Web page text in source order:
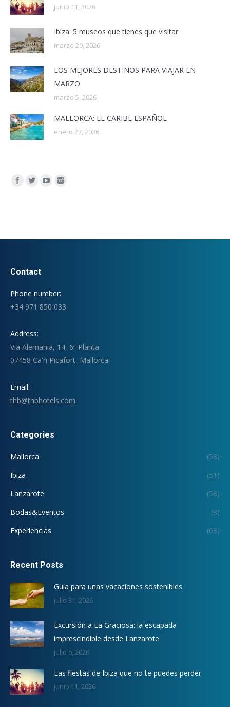
junio 11, 2026
Ibiza: 5 museos que tienes que visitar
marzo 20, 2026
LOS MEJORES DESTINOS PARA VIAJAR EN
MARZO
marzo 5, 2026
MALLORCA: EL CARIBE ESPAÑOL
enero 27, 2026
Encuéntranos en:
Contact
Phone number:
+34 971 850 033
Address:
Via Alemania, 14, 6ª Planta
07458 Ca'n Picafort, Mallorca
Email:
thb@thbhotels.com
Categories
Mallorca
(58)
Ibiza
(51)
Lanzarote
(58)
Bodas&Eventos
(8)
Experiencias
(68)
Recent Posts
Guía para unas vacaciones sostenibles
julio 31, 2026
Excursión a La Graciosa: la escapada
imprescindible desde Lanzarote
julio 6, 2026
Las fiestas de Ibiza que no te puedes perder
junio 11, 2026